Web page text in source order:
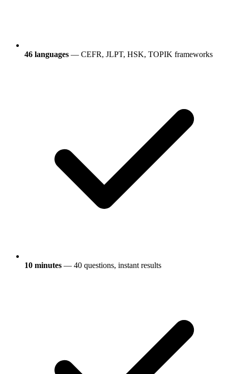
46 languages — CEFR, JLPT, HSK, TOPIK frameworks
10 minutes — 40 questions, instant results